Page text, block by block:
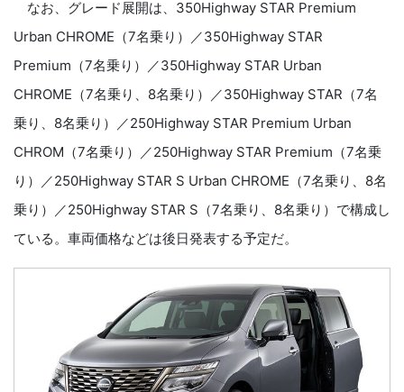
なお、グレード展開は、350Highway STAR Premium
Urban CHROME（7名乗り）／350Highway STAR
Premium（7名乗り）／350Highway STAR Urban
CHROME（7名乗り、8名乗り）／350Highway STAR（7名
乗り、8名乗り）／250Highway STAR Premium Urban
CHROM（7名乗り）／250Highway STAR Premium（7名乗
り）／250Highway STAR S Urban CHROME（7名乗り、8名
乗り）／250Highway STAR S（7名乗り、8名乗り）で構成し
ている。車両価格などは後日発表する予定だ。